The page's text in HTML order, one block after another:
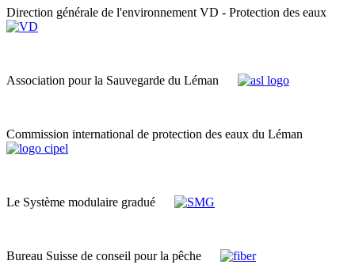
Direction générale de l'environnement VD - Protection des eaux
Association pour la Sauvegarde du Léman
Commission international de protection des eaux du Léman
Le Système modulaire gradué
Bureau Suisse de conseil pour la pêche